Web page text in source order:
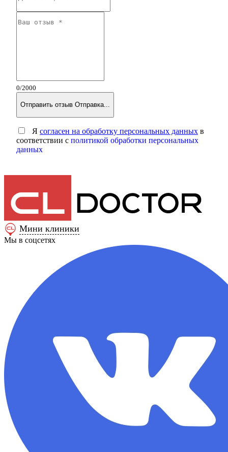
0/2000
Отправить отзыв Отправка...
Я согласен на обработку персональных данных в
соответствии с политикой обработки персональных
данных
Мини клиники
Мы в соцсетях